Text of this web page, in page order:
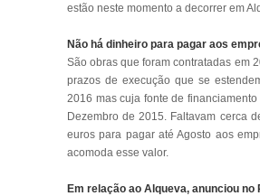
estão neste momento a decorrer em
Não há dinheiro para pagar aos
São obras que foram contratadas em
prazos de execução que se
2016 mas cuja fonte de
Dezembro de 2015. Faltavam cerca
euros para pagar até Agosto aos
acomoda esse valor.
Em relação ao Alqueva, anunciou no